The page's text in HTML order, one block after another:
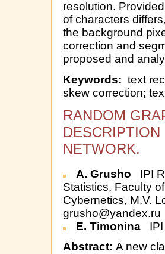
resolution.
of characters
the background
correction and
proposed and
Keywords: text
skew correction;
RANDOM
NETWORK.
A. Grusho
IPI
Statistics, Faculty
Cybernetics, M.V.
grusho@yandex.ru
E. Timonina
Abstract: A new